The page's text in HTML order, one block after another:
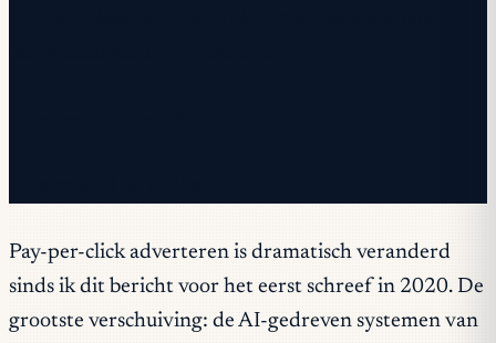
Pay-per-click adverteren is dramatisch veranderd
sinds ik dit bericht voor het eerst schreef in 2020. De
grootste verschuiving: de AI-gedreven systemen van